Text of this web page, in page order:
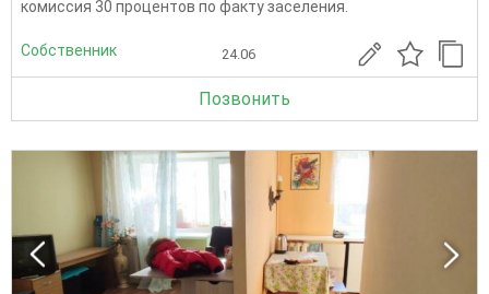
комиссия 30 процентов по факту заселения.
Собственник 24.06
Позвонить